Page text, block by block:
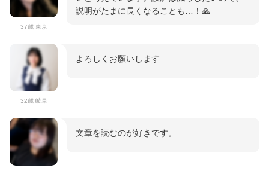
37歳 東京
説明がたまに長くなることも…！🙏
32歳 岐阜
よろしくお願いします
文章を読むのが好きです。